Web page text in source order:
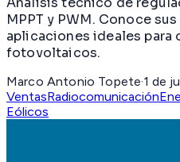
MPPT y PWM. Conoce
aplicaciones ideales para
fotovoltaicos.
Marco Antonio Topete·1 de
VentasRadiocomunicación
Eólicos